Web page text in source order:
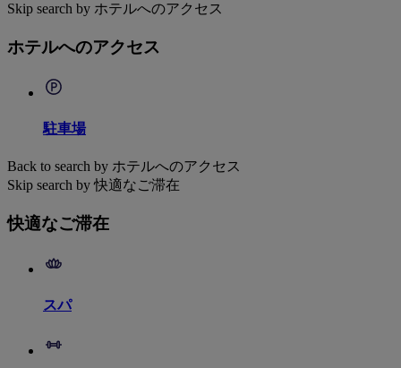
Skip search by ホテルへのアクセス
ホテルへのアクセス
駐車場
Back to search by ホテルへのアクセス
Skip search by 快適なご滞在
快適なご滞在
スパ